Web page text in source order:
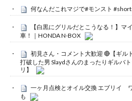
何なんだこれマジで#モンスト
【白黒にグリルだとこうなる！】
車！｜HONDA N-BOX
初見さん・コメント大歓迎 🔴【ギル
打破した男 Slaydさんのまったりギルバ
リ】
一ヶ月点検とオイル交換 エブリイ
も